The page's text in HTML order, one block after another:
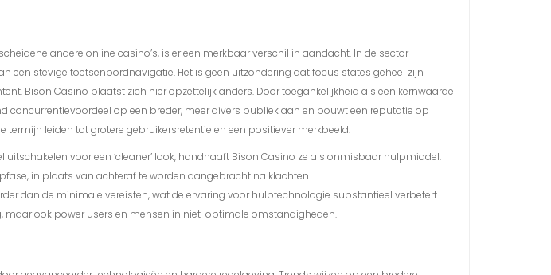
andere online casino’s, is er een merkbaar verschil in aandacht. In de sector
een stevige toetsenbordnavigatie. Het is geen uitzondering dat focus states geheel zijn
Bison Casino plaatst zich hier opzettelijk anders. Door toegankelijkheid als een kernwaarde
op een breder, meer divers publiek aan en bouwt een reputatie op
leiden tot grotere gebruikersretentie en een positiever merkbeeld.
voor een ‘cleaner’ look, handhaaft Bison Casino ze als onmisbaar hulpmiddel.
in plaats van achteraf te worden aangebracht na klachten.
dan de minimale vereisten, wat de ervaring voor hulptechnologie substantieel verbetert.
maar ook power users en mensen in niet-optimale omstandigheden.